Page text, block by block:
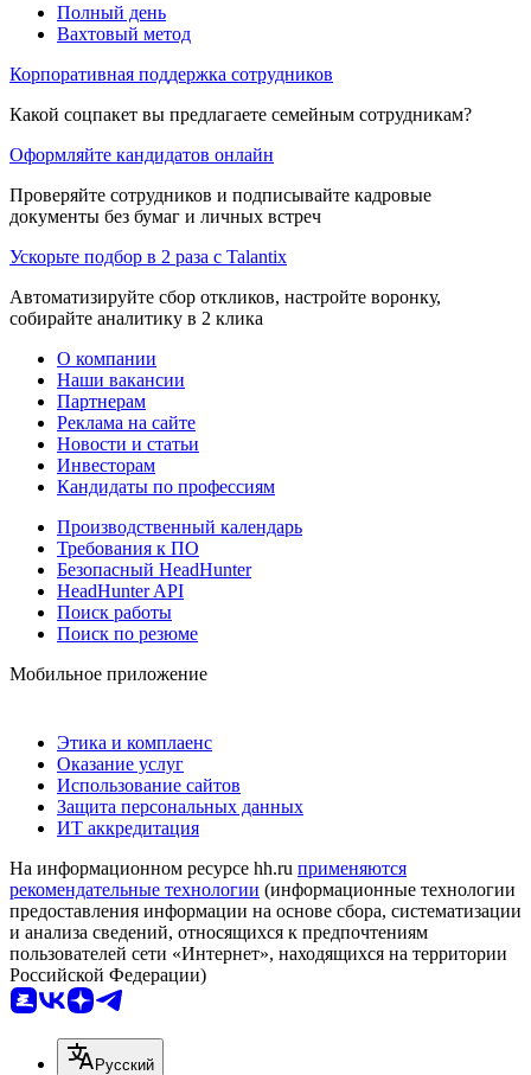
Полный день
Вахтовый метод
Корпоративная поддержка сотрудников
Какой соцпакет вы предлагаете семейным сотрудникам?
Оформляйте кандидатов онлайн
Проверяйте сотрудников и подписывайте кадровые
документы без бумаг и личных встреч
Ускорьте подбор в 2 раза с Talantix
Автоматизируйте сбор откликов, настройте воронку,
собирайте аналитику в 2 клика
О компании
Наши вакансии
Партнерам
Реклама на сайте
Новости и статьи
Инвесторам
Кандидаты по профессиям
Производственный календарь
Требования к ПО
Безопасный HeadHunter
HeadHunter API
Поиск работы
Поиск по резюме
Мобильное приложение
Этика и комплаенс
Оказание услуг
Использование сайтов
Защита персональных данных
ИТ аккредитация
На информационном ресурсе hh.ru применяются
рекомендательные технологии (информационные технологии
предоставления информации на основе сбора, систематизации
и анализа сведений, относящихся к предпочтениям
пользователей сети «Интернет», находящихся на территории
Российской Федерации)
Русский